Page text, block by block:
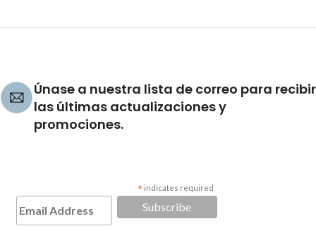
Únase a nuestra lista de correo para recibir
las últimas actualizaciones y
promociones.
* indicates required